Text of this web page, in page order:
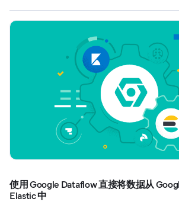
使用 Google Dataflow 直接将数据从
Elastic 中